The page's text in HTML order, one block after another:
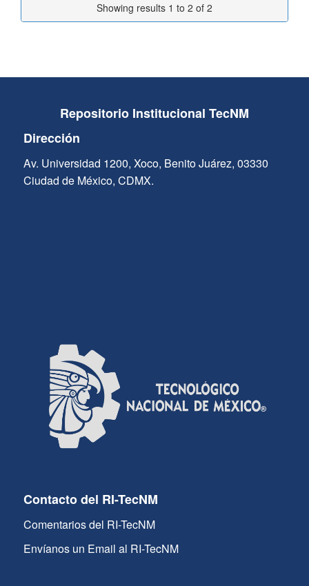
Showing results 1 to 2 of 2
Repositorio Institucional TecNM
Dirección
Av. Universidad 1200, Xoco, Benito Juárez, 03330
Ciudad de México, CDMX.
Contacto del RI-TecNM
Comentarios del RI-TecNM
Envíanos un Email al RI-TecNM